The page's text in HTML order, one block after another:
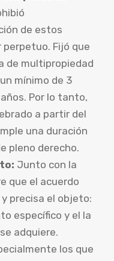
de estos
Fijó que
de multipropiedad
mínimo de 3
Por lo tanto,
a partir del
una duración
pleno derecho.
Junto con la
que el acuerdo
precisa el objeto:
específico y el la
adquiere.
los que